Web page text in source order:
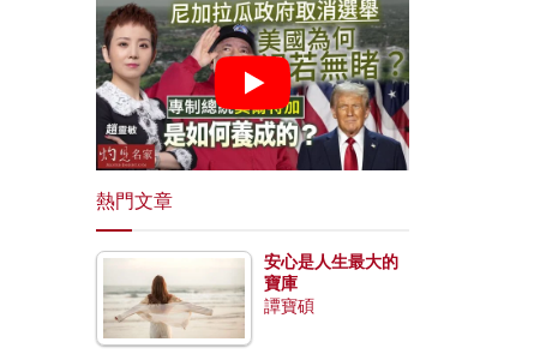
熱門文章
安心是人生最大的
寶庫
譚寶碩